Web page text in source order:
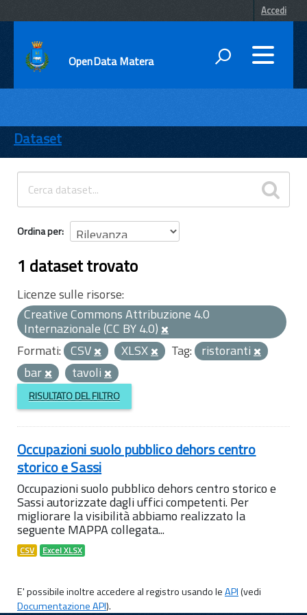
Accedi
OpenData Matera
ENTI
TEMI
INFORMAZIONI
Dataset
Ordina per
1 dataset trovato
Licenze sulle risorse:
Creative Commons Attribuzione 4.0
Internazionale (CC BY 4.0)
Formati: CSV XLSX Tag: ristoranti
bar
tavoli
RISULTATO DEL FILTRO
Occupazioni suolo pubblico dehors centro
storico e Sassi
Occupazioni suolo pubblico dehors centro storico e
Sassi autorizzate dagli uffici competenti. Per
migliorare la visibilità abbiamo realizzato la
seguente MAPPA collegata...
CSV Excel XLSX
E' possibile inoltre accedere al registro usando leAPI(vedi
Documentazione API).